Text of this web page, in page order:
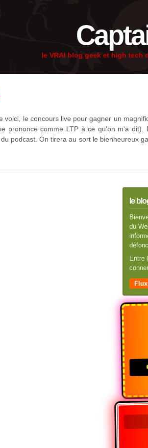
le VRAI blog geek et high tech
voici, le concours live pour gagner un
prononce comme LTP à ce qu'on m'a
podcast. On tirera au sort le bienheureux
le
du
Entre